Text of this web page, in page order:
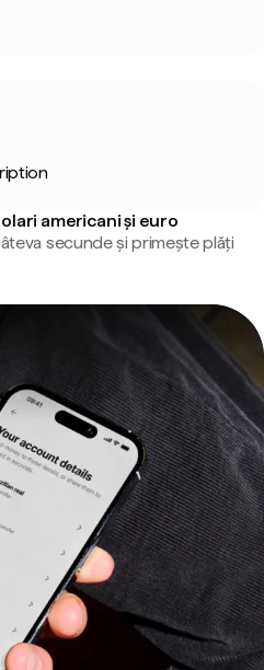
americani și euro
secunde și primește plăți